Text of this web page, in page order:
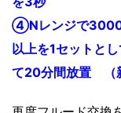
④Nレンジで
以上を1セットと
て20分間放置 （